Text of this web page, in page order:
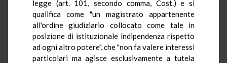
legge (art. 101, secondo comma, Cost.) e si
qualifica come "un magistrato appartenente
all'ordine giudiziario collocato come tale in
posizione di istituzionale indipendenza rispetto
ad ogni altro potere", che "non fa valere interessi
particolari ma agisce esclusivamente a tutela